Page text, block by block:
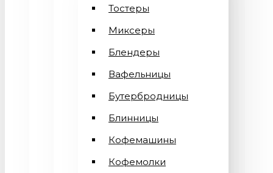
Тостеры
Миксеры
Блендеры
Вафельницы
Бутербродницы
Блинницы
Кофемашины
Кофемолки